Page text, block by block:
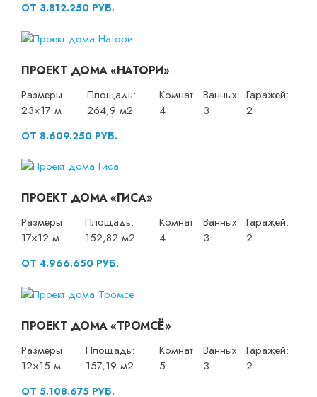
ОТ 3.812.250 РУБ.
ПРОЕКТ ДОМА «НАТОРИ»
Размеры:
23×17 м
Площадь:
264,9 м2
Комнат:
4
Ванных:
3
Гаражей:
2
ОТ 8.609.250 РУБ.
ПРОЕКТ ДОМА «ГИСА»
Размеры:
17×12 м
Площадь:
152,82 м2
Комнат:
4
Ванных:
3
Гаражей:
2
ОТ 4.966.650 РУБ.
ПРОЕКТ ДОМА «ТРОМСЁ»
Размеры:
12×15 м
Площадь:
157,19 м2
Комнат:
5
Ванных:
3
Гаражей:
2
ОТ 5.108.675 РУБ.